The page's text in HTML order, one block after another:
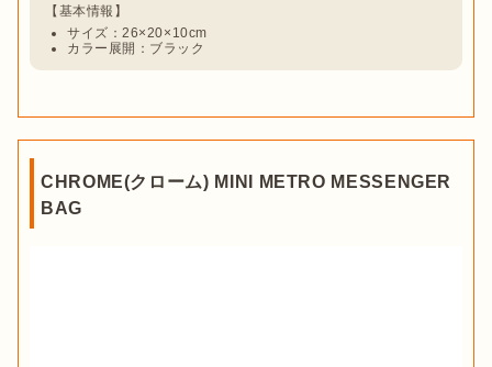
サイズ：26×20×10cm
カラー展開：ブラック
CHROME(クローム) MINI METRO MESSENGER
BAG